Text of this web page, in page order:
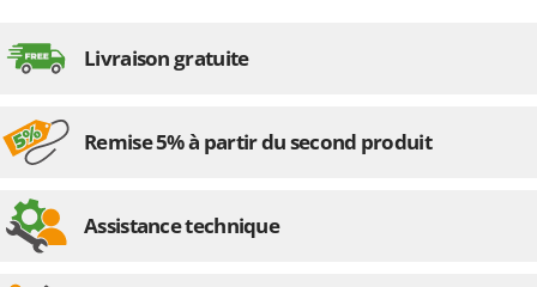
N
Nettoyeurs haute pression
Nettoyeurs tapis, moquettes et tapisseries
P
Peignes vibreurs et Secoueurs à olives
Fimar
Fiorentini
Fontana Forni
Livraison gratuite
Remise 5% à partir du second produit
Assistance technique